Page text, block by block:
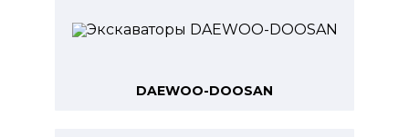
DAEWOO-DOOSAN